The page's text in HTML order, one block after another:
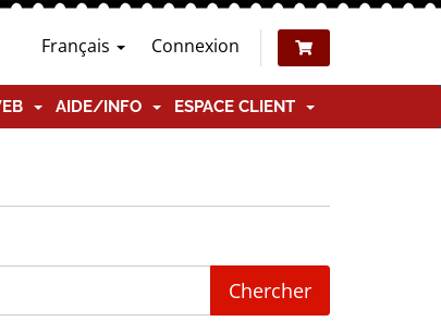
Français Connexion
AIDE/INFO ESPACE CLIENT